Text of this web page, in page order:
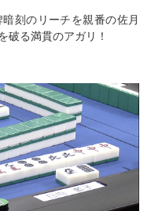
刻のリーチを親番の佐月
破る満貫のアガリ！